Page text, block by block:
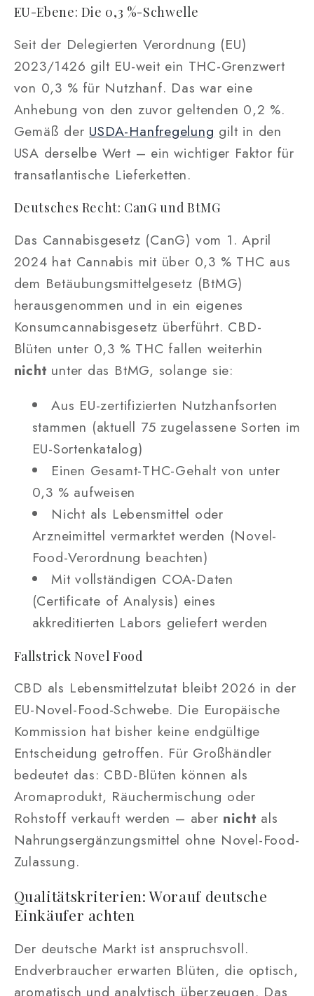
EU-Ebene: Die 0,3 %-Schwelle
Seit der Delegierten Verordnung (EU)
2023/1426 gilt EU-weit ein THC-Grenzwert
von 0,3 % für Nutzhanf. Das war eine
Anhebung von den zuvor geltenden 0,2 %.
Gemäß der USDA-Hanfregelung gilt in den
USA derselbe Wert – ein wichtiger Faktor für
transatlantische Lieferketten.
Deutsches Recht: CanG und BtMG
Das Cannabisgesetz (CanG) vom 1. April
2024 hat Cannabis mit über 0,3 % THC aus
dem Betäubungsmittelgesetz (BtMG)
herausgenommen und in ein eigenes
Konsumcannabisgesetz überführt. CBD-
Blüten unter 0,3 % THC fallen weiterhin
nicht unter das BtMG, solange sie:
Aus EU-zertifizierten Nutzhanfsorten
stammen (aktuell 75 zugelassene Sorten im
EU-Sortenkatalog)
Einen Gesamt-THC-Gehalt von unter
0,3 % aufweisen
Nicht als Lebensmittel oder
Arzneimittel vermarktet werden (Novel-
Food-Verordnung beachten)
Mit vollständigen COA-Daten
(Certificate of Analysis) eines
akkreditierten Labors geliefert werden
Fallstrick Novel Food
CBD als Lebensmittelzutat bleibt 2026 in der
EU-Novel-Food-Schwebe. Die Europäische
Kommission hat bisher keine endgültige
Entscheidung getroffen. Für Großhändler
bedeutet das: CBD-Blüten können als
Aromaprodukt, Räuchermischung oder
Rohstoff verkauft werden – aber nicht als
Nahrungsergänzungsmittel ohne Novel-Food-
Zulassung.
Qualitätskriterien: Worauf deutsche
Einkäufer achten
Der deutsche Markt ist anspruchsvoll.
Endverbraucher erwarten Blüten, die optisch,